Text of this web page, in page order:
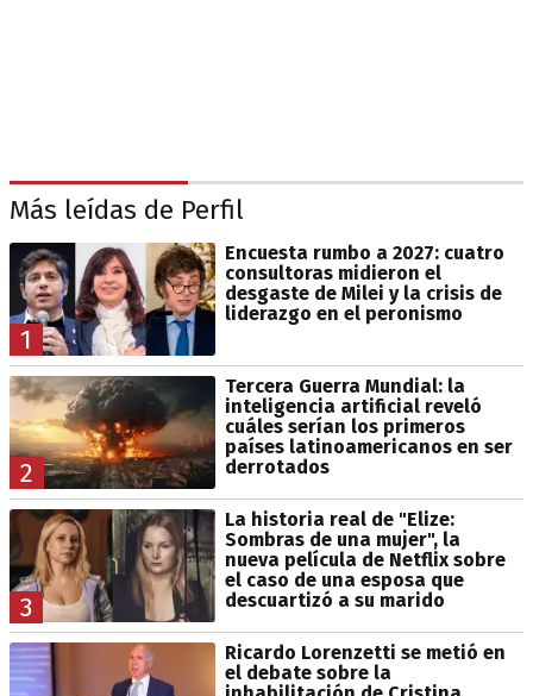
Más leídas de Perfil
1
Encuesta rumbo a 2027: cuatro
consultoras midieron el
desgaste de Milei y la crisis de
liderazgo en el peronismo
2
Tercera Guerra Mundial: la
inteligencia artificial reveló
cuáles serían los primeros
países latinoamericanos en ser
derrotados
3
La historia real de "Elize:
Sombras de una mujer", la
nueva película de Netflix sobre
el caso de una esposa que
descuartizó a su marido
Ricardo Lorenzetti se metió en
el debate sobre la